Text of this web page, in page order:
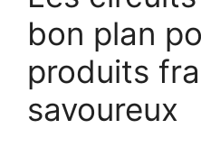
bon plan
produits
savoureux